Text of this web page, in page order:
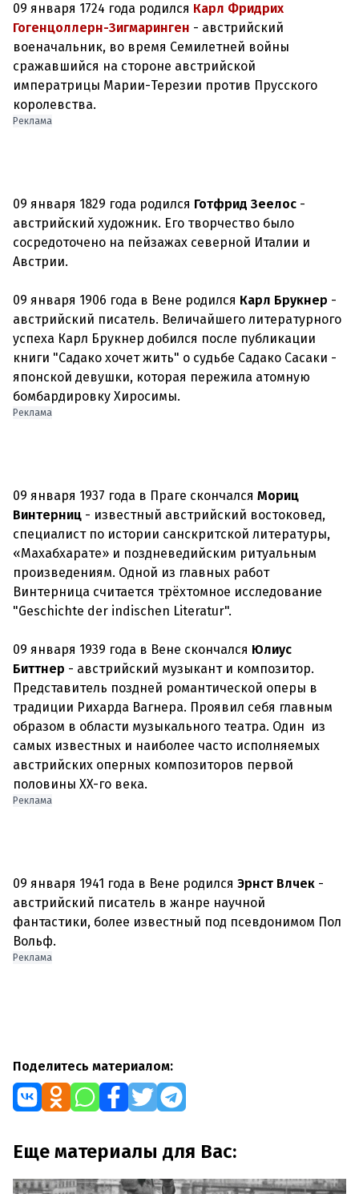
09 января 1724 года родился Карл Фридрих
Гогенцоллерн-Зигмаринген - австрийский
военачальник, во время Семилетней войны
сражавшийся на стороне австрийской
императрицы Марии-Терезии против Прусского
Реклама
09 января 1829 года родился Готфрид Зеелос -
австрийский художник. Его творчество было
сосредоточено на пейзажах северной Италии и
Австрии.
09 января 1906 года в Вене родился Карл Брукнер -
австрийский писатель. Величайшего литературного
успеха Карл Брукнер добился после публикации
книги "Садако хочет жить" о судьбе Садако Сасаки -
японской девушки, которая пережила атомную
Реклама
09 января 1937 года в Праге скончался Мориц
Винтерниц - известный австрийский востоковед,
специалист по истории санскритской литературы,
«Махабхарате» и поздневедийским ритуальным
произведениям. Одной из главных работ
Винтерница считается трёхтомное исследование
"Geschichte der indischen Literatur".
09 января 1939 года в Вене скончался Юлиус
Биттнер - австрийский музыкант и композитор.
Представитель поздней романтической оперы в
традиции Рихарда Вагнера. Проявил себя главным
образом в области музыкального театра. Один из
самых известных и наиболее часто исполняемых
австрийских оперных композиторов первой
Реклама
09 января 1941 года в Вене родился Эрнст Влчек -
австрийский писатель в жанре научной
фантастики, более известный под псевдонимом Пол
Реклама
Поделитесь материалом:
Еще материалы для Вас: